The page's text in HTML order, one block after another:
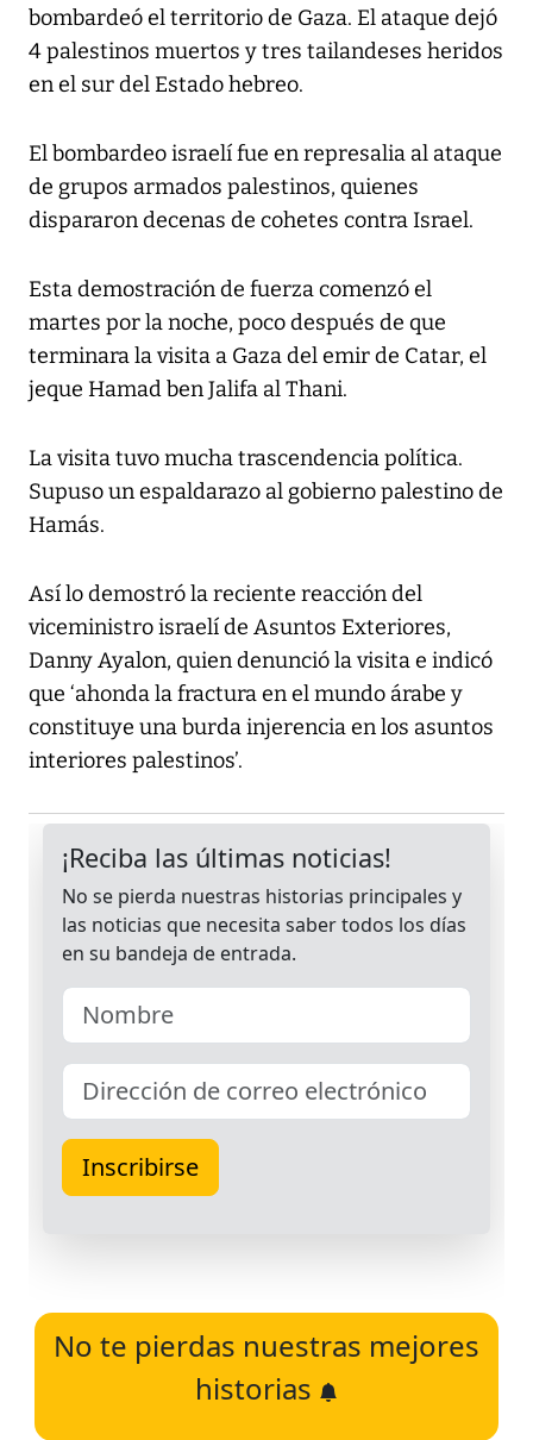
bombardeó el territorio de Gaza. El ataque dejó
4 palestinos muertos y tres tailandeses heridos
en el sur del Estado hebreo.
El bombardeo israelí fue en represalia al ataque
de grupos armados palestinos, quienes
dispararon decenas de cohetes contra Israel.
Esta demostración de fuerza comenzó el
martes por la noche, poco después de que
terminara la visita a Gaza del emir de Catar, el
jeque Hamad ben Jalifa al Thani.
La visita tuvo mucha trascendencia política.
Supuso un espaldarazo al gobierno palestino de
Hamás.
Así lo demostró la reciente reacción del
viceministro israelí de Asuntos Exteriores,
Danny Ayalon, quien denunció la visita e indicó
que ‘ahonda la fractura en el mundo árabe y
constituye una burda injerencia en los asuntos
interiores palestinos’.
No te pierdas nuestras mejores
historias